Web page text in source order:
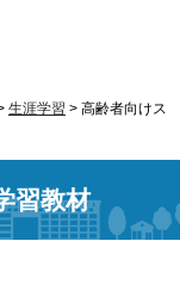
生涯学習 > 高齢者向けス
習教材